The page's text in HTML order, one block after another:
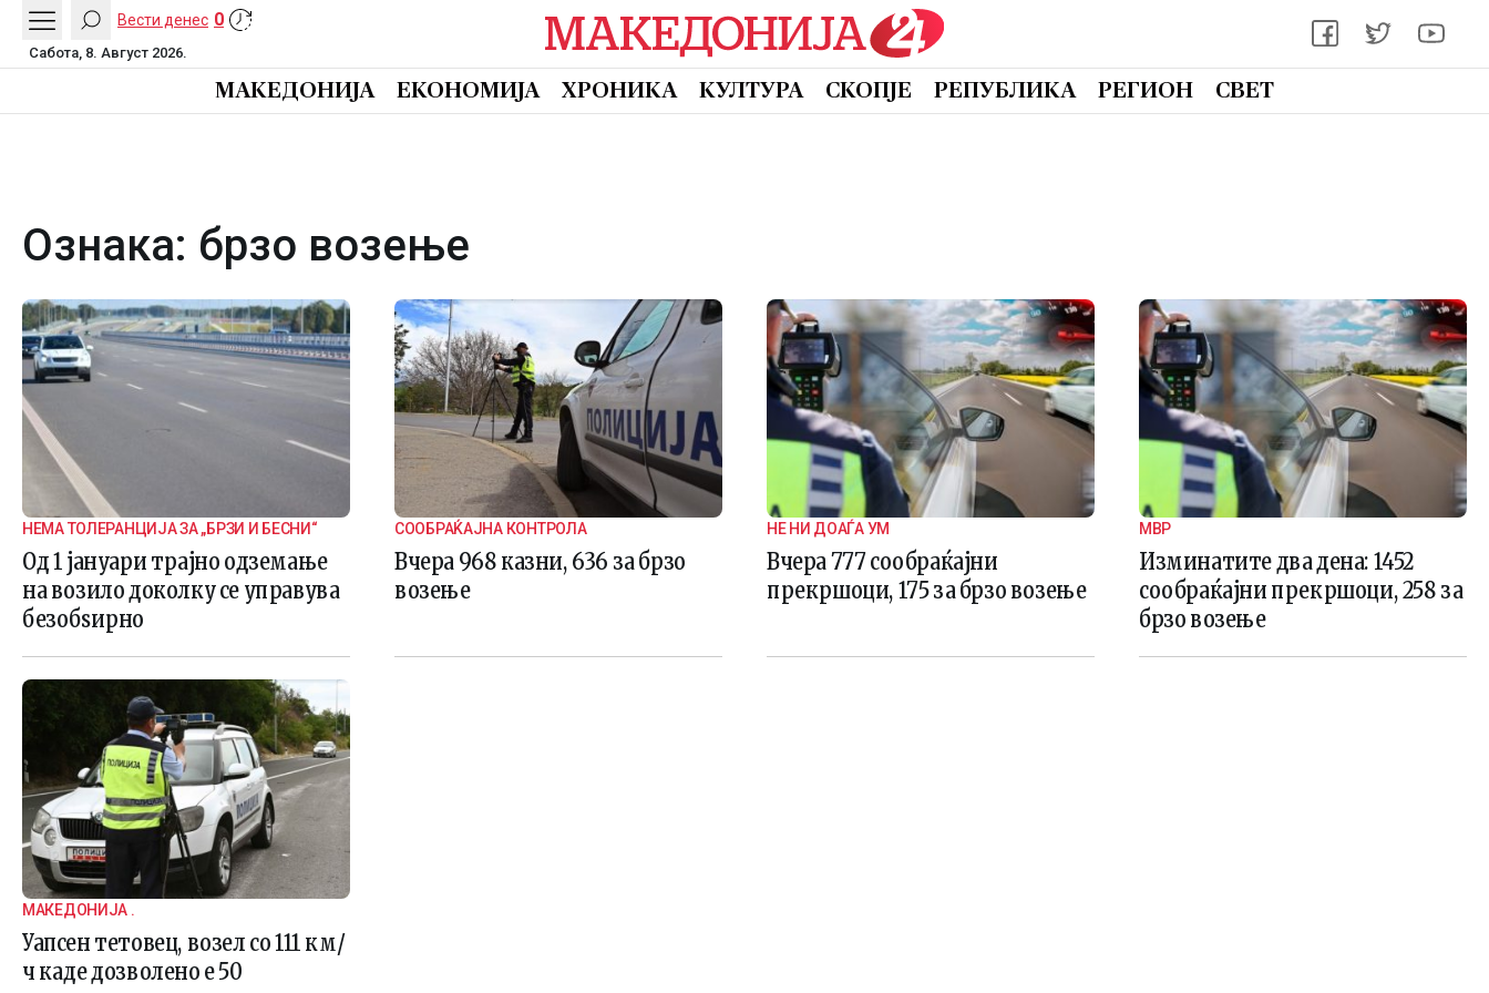
Вести денес 0
Сабота, 8. Август 2026.
МАКЕДОНИЈА ЕКОНОМИЈА ХРОНИКА КУЛТУРА СКОПЈЕ РЕПУБЛИКА РЕГИОН СВЕТ
Ознака: брзо возење
НЕМА ТОЛЕРАНЦИЈА ЗА „БРЗИ И БЕСНИ“
Од 1 јануари трајно одземање
на возило доколку се управува
безобѕирно
СООБРАЌАЈНА КОНТРОЛА
Вчера 968 казни, 636 за брзо
возење
НЕ НИ ДОАЃА УМ
Вчера 777 сообраќајни
прекршоци, 175 за брзо возење
МВР
Изминатите два дена: 1452
сообраќајни прекршоци, 258 за
брзо возење
МАКЕДОНИЈА .
Уапсен тетовец, возел со 111 км/
ч каде дозволено е 50